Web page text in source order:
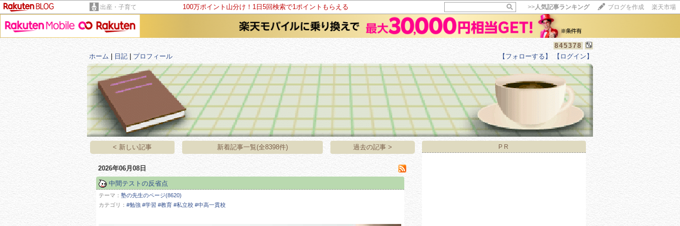
出産・子育て 100万ポイント山分け！1日5回検索で1ポイントもらえる >>人気記事ランキング ブログを作成 楽天市場
845378
ホーム
日記 プロフィール 【フォローする】 【ログイン】
15記事にいいね！で1ポイント
10秒滞在
いいね!
< 新しい記事 新着記事一覧(全8398件) 過去の記事 >
2026年06月08日
中間テストの反省点
テーマ：塾の先生のページ(8620)
カテゴリ：#勉強 #学習 #教育 #私立校 #中高一貫校
PR